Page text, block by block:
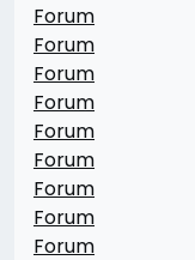
Forum
Forum
Forum
Forum
Forum
Forum
Forum
Forum
Forum